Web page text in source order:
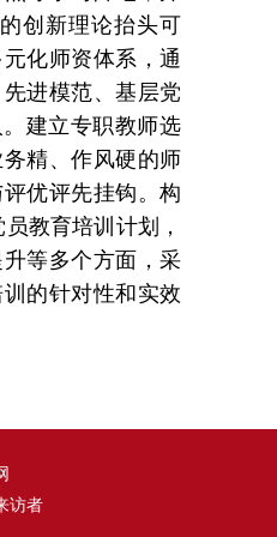
创新理论抬头可
化师资体系，通
进模范、基层党
建立专职教师选
精、作风硬的师
优评先挂钩。构
教育培训计划，
等多个方面，采
的针对性和实效
访者